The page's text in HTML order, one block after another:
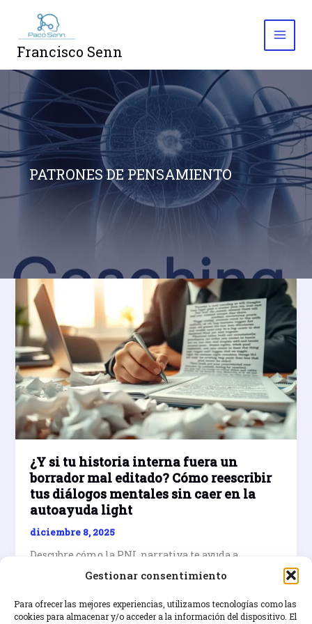
Gestionar consentimiento
Para ofrecer las mejores experiencias, utilizamos tecnologías como las
cookies para almacenar y/o acceder a la información del dispositivo. El
contenido
Francisco Senn
PATRONES DE PENSAMIENTO
¿Y si tu historia interna fuera un
borrador mal editado? Cómo reescribir
tus diálogos mentales sin caer en la
autoayuda light
diciembre 8, 2025
Descubre cómo la PNL narrativa te ayuda a
reescribir tus diálogos internos y transformar
potentes y reales